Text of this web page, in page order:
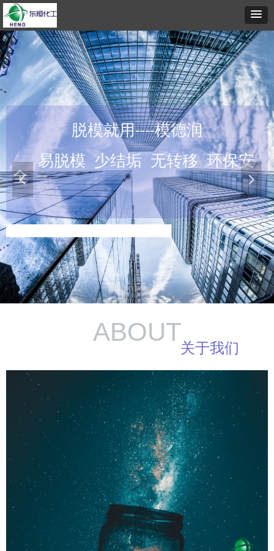
脱模就用----模德润
易脱模 少结垢 无转移 环保安
全
넳 넲
关于我们
ABOUT